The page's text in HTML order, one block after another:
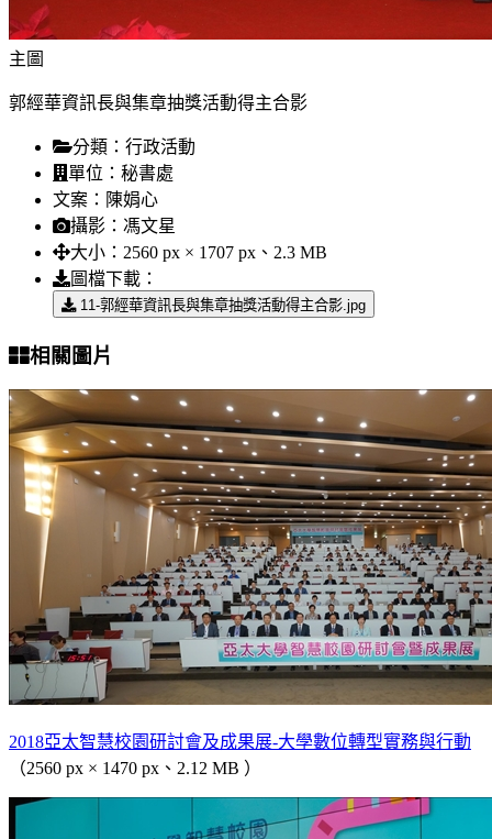
主圖
郭經華資訊長與集章抽獎活動得主合影
分類： 行政活動
單位： 秘書處
文案： 陳娟心
攝影： 馮文星
大小： 2560 px × 1707 px、2.3 MB
圖檔下載：
11-郭經華資訊長與集章抽獎活動得主合影.jpg
相關圖片
2018亞太智慧校園研討會及成果展-大學數位轉型實務與行動
（2560 px × 1470 px、2.12 MB ）